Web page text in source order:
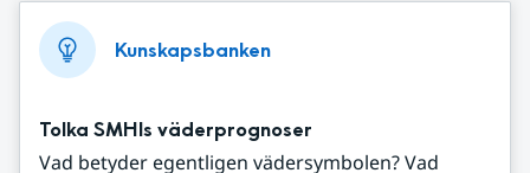
Kunskapsbanken
Tolka SMHIs väderprognoser
Vad betyder egentligen vädersymbolen? Vad